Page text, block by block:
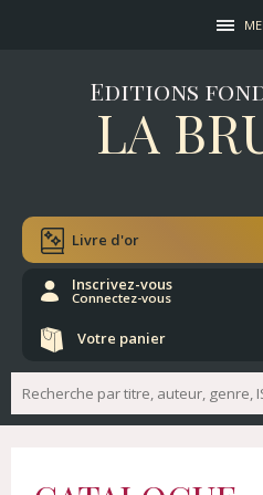
Editions
LA
Livre d'or
Inscrivez-vous
Connectez-vous
Votre panier